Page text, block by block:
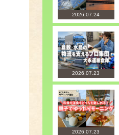
2026.07.24
2026.07.23
2026.07.23